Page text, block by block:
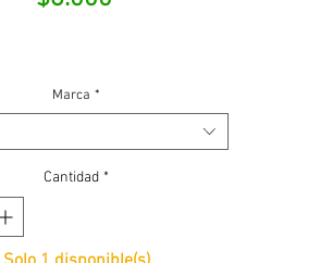
Marca *
Cantidad *